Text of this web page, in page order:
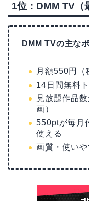
1位：DMM TV（
DMM TVの主な
月額550円（
14日間無料
見放題作品
画）
550ptが毎月
使える
画質・使い